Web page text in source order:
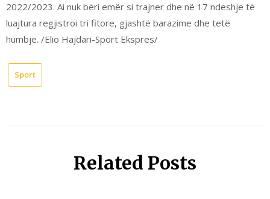
2022/2023. Ai nuk bëri emër si trajner dhe në 17 ndeshje të
luajtura regjistroi tri fitore, gjashtë barazime dhe tetë
humbje. /Elio Hajdari-Sport Ekspres/
Sport
Related Posts